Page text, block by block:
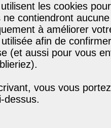
les cookies
ne contiendront
à améliorer
afin de
(et aussi pour vous
vous vous
dessus.